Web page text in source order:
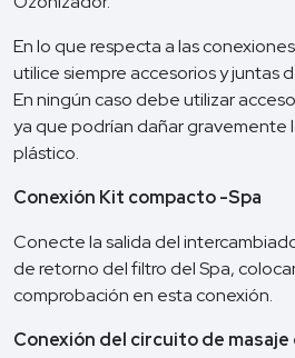
En lo que respecta a las
utilice siempre accesorios y juntas
En ningún caso debe utilizar
ya que podrían dañar gravemente
plástico.
Conexión Kit compacto -Spa
Conecte la salida del
de retorno del filtro del Spa,
comprobación en esta conexión.
Conexión del circuito de masaje